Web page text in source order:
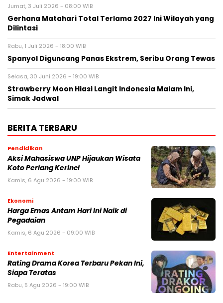
Jumat, 3 Juli 2026 - 08:00 WIB
Gerhana Matahari Total Terlama 2027 Ini Wilayah yang
Dilintasi
Rabu, 1 Juli 2026 - 18:00 WIB
Spanyol Diguncang Panas Ekstrem, Seribu Orang Tewas
Selasa, 30 Juni 2026 - 19:00 WIB
Strawberry Moon Hiasi Langit Indonesia Malam Ini,
Simak Jadwal
BERITA TERBARU
Pendidikan
Aksi Mahasiswa UNP Hijaukan Wisata
Koto Periang Kerinci
Kamis, 6 Agu 2026 - 19:00 WIB
Ekonomi
Harga Emas Antam Hari Ini Naik di
Pegadaian
Kamis, 6 Agu 2026 - 09:00 WIB
Entertainment
Rating Drama Korea Terbaru Pekan Ini,
Siapa Teratas
Rabu, 5 Agu 2026 - 19:00 WIB